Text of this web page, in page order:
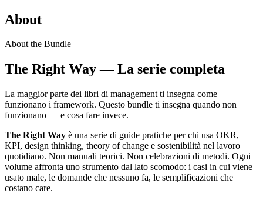
About
About the Bundle
The Right Way — La serie completa
La maggior parte dei libri di management ti insegna come
funzionano i framework. Questo bundle ti insegna quando non
funzionano — e cosa fare invece.
The Right Way è una serie di guide pratiche per chi usa OKR,
KPI, design thinking, theory of change e sostenibilità nel lavoro
quotidiano. Non manuali teorici. Non celebrazioni di metodi. Ogni
volume affronta uno strumento dal lato scomodo: i casi in cui viene
usato male, le domande che nessuno fa, le semplificazioni che
costano care.